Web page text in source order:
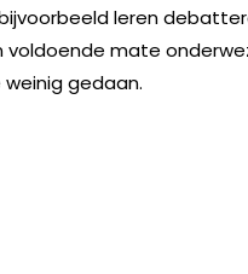
leren
mate
gedaan.